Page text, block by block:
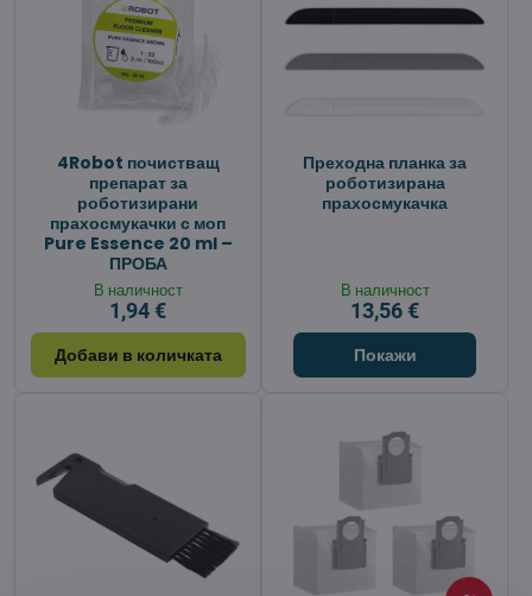
4Robot почистващ
препарат за
роботизирани
прахосмукачки с моп
Pure Essence 20 ml –
ПРОБА
В наличност
1,94 €
Добави в количката
Преходна планка за
роботизирана
прахосмукачка
В наличност
13,56 €
Покажи